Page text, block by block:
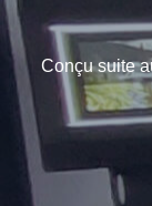
Conçu suite